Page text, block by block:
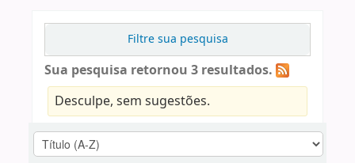
Filtre sua pesquisa
Sua pesquisa retornou 3 resultados.
Desculpe, sem sugestões.